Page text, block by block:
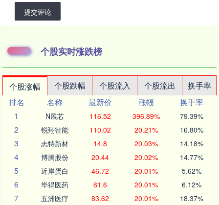
提交评论
个股实时涨跌榜
个股涨幅 个股跌幅 个股流入 个股流出
换手率
排名
名称 最新价 涨幅
换手率
1
N展芯 116.52 396.89% 79.39%
2 锐翔智能 110.02 20.21% 16.80%
3 志特新材 14.8 20.03% 14.18%
4 博腾股份 20.44 20.02% 14.77%
5 近岸蛋白 46.72 20.01% 5.62%
6 毕得医药 61.6 20.01% 6.12%
7 五洲医疗 83.62 20.01% 18.37%